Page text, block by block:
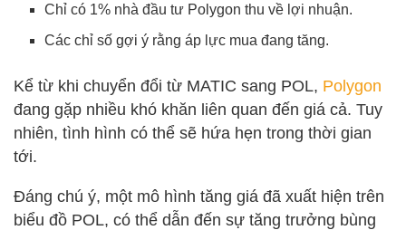
Chỉ có 1% nhà đầu tư Polygon thu về lợi nhuận.
Các chỉ số gợi ý rằng áp lực mua đang tăng.
Kể từ khi chuyển đổi từ MATIC sang POL, Polygon
đang gặp nhiều khó khăn liên quan đến giá cả. Tuy
nhiên, tình hình có thể sẽ hứa hẹn trong thời gian
tới.
Đáng chú ý, một mô hình tăng giá đã xuất hiện trên
biểu đồ POL, có thể dẫn đến sự tăng trưởng bùng